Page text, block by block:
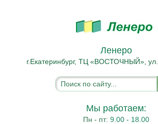
Ленеро
г.Екатеринбург, ТЦ «ВОСТОЧНЫЙ», ул.
Мы работаем:
Пн - пт:9.00 - 18.00